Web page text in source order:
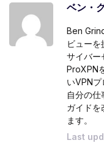
ベン・
Ben
ビュー
サイバー
ProXPN
いVPNプ
自分の
ガイドを
ます。
Last